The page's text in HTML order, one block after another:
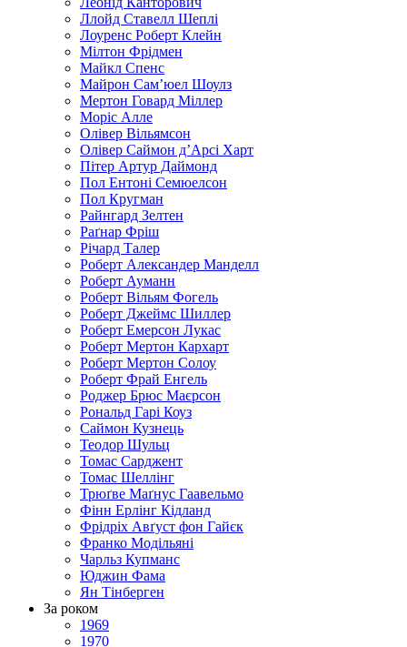
Ллойд Ставелл Шеплі
Лоуренс Роберт Клейн
Мілтон Фрідмен
Майкл Спенс
Майрон Сам’юел Шоулз
Мертон Говард Міллер
Моріс Алле
Олівер Вільямсон
Олівер Саймон д’Арсі Харт
Пітер Артур Даймонд
Пол Ентоні Семюелсон
Пол Кругман
Райнгард Зелтен
Раґнар Фріш
Річард Талер
Роберт Александер Манделл
Роберт Ауманн
Роберт Вільям Фогель
Роберт Джеймс Шиллер
Роберт Емерсон Лукас
Роберт Мертон Кархарт
Роберт Мертон Солоу
Роберт Фрай Енгель
Роджер Брюс Маєрсон
Рональд Гарі Коуз
Саймон Кузнець
Теодор Шульц
Томас Сарджент
Томас Шеллінг
Трюґве Маґнус Гаавельмо
Фінн Ерлінг Кідланд
Фрідріх Авґуст фон Гайєк
Франко Модільяні
Чарльз Купманс
Юджин Фама
Ян Тінберген
За роком
1969
1970